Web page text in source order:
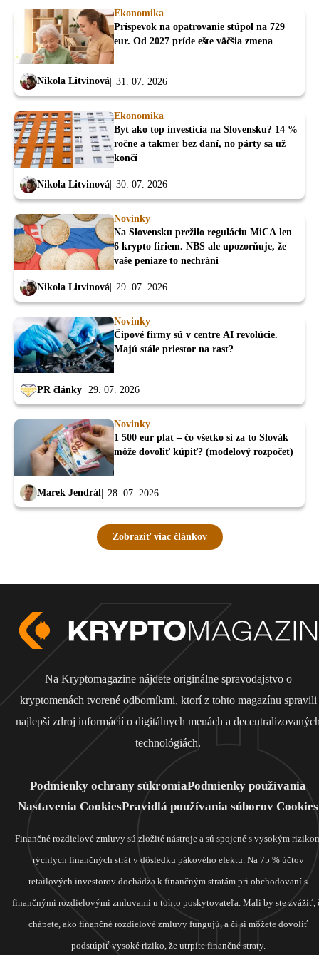
Ekonomika
Príspevok na opatrovanie stúpol na 729
eur. Od 2027 príde ešte väčšia zmena
Nikola Litvinová 31. 07. 2026
Ekonomika
Byt ako top investícia na Slovensku? 14 %
ročne a takmer bez daní, no párty sa už
končí
Nikola Litvinová 30. 07. 2026
Novinky
Na Slovensku prežilo reguláciu MiCA len
6 krypto firiem. NBS ale upozorňuje, že
vaše peniaze to nechráni
Nikola Litvinová 29. 07. 2026
Novinky
Čipové firmy sú v centre AI revolúcie.
Majú stále priestor na rast?
PR články 29. 07. 2026
Novinky
1 500 eur plat – čo všetko si za to Slovák
môže dovoliť kúpiť? (modelový rozpočet)
Marek Jendrál 28. 07. 2026
Zobraziť viac článkov
Na Kryptomagazine nájdete originálne spravodajstvo o
kryptomenách tvorené odborníkmi, ktorí z tohto magazínu spravili
najlepší zdroj informácií o digitálnych menách a
technológiách.
Podmienky ochrany súkromiaPodmienky používania
Nastavenia CookiesPravidlá používania súborov Cookies
Finančné rozdielové zmluvy sú zložité nástroje a sú spojené s vysokým
rýchlych finančných strát v dôsledku pákového efektu. Na 75 % účtov
retailových investorov dochádza k finančným stratám pri obchodovaní s
finančnými rozdielovými zmluvami u tohto poskytovateľa. Mali by ste zvážiť,
chápete, ako finančné rozdielové zmluvy fungujú, a či si môžete dovoliť
podstúpiť vysoké riziko, že utrpíte finančné straty.